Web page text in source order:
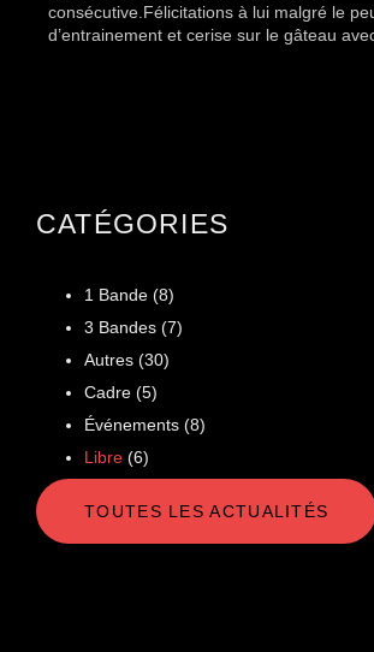
consécutive.Félicitations à lui malgré le
d’entrainement et cerise sur le gâteau avec
CATÉGORIES
1 Bande (8)
3 Bandes (7)
Autres (30)
Cadre (5)
Événements (8)
Libre (6)
TOUTES LES ACTUALITÉS